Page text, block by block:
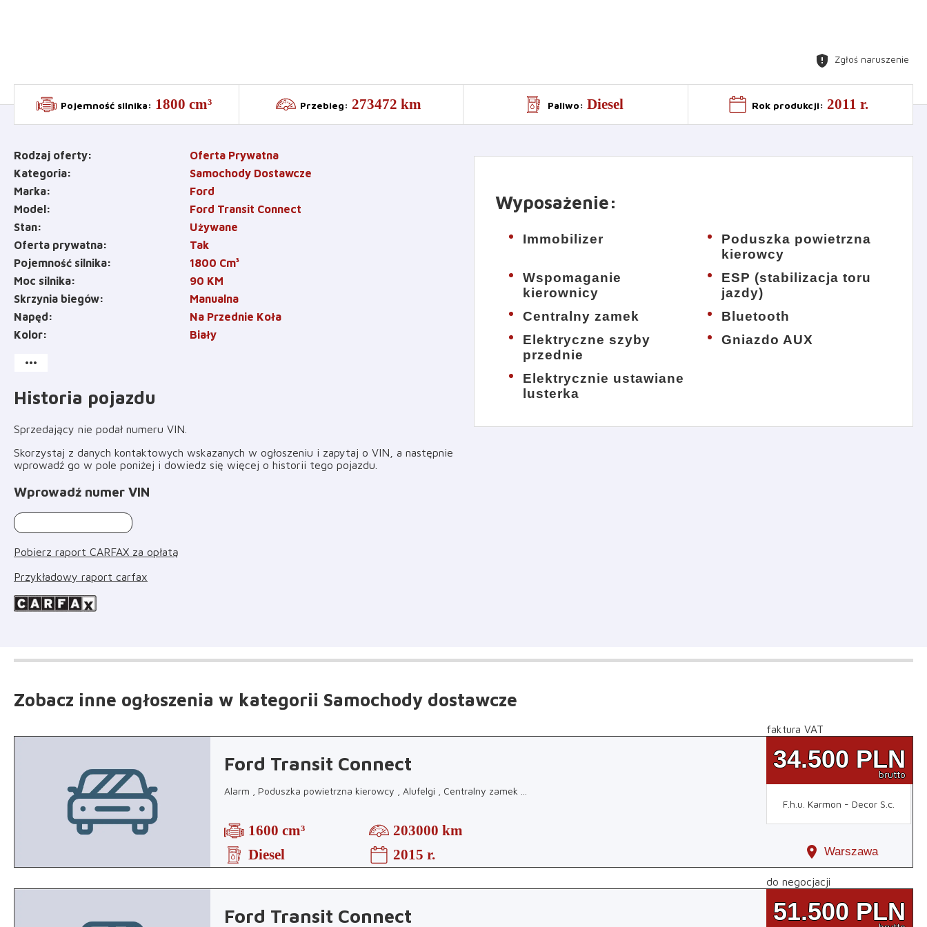
gpp_maybe Zgłoś naruszenie
Pojemność silnika: 1800 cm³ Przebieg: 273472 km Paliwo: Diesel Rok produkcji: 2011 r.
Rodzaj oferty
Oferta Prywatna
Kategoria
Samochody Dostawcze
Marka
Ford
Model
Ford Transit Connect
Stan
Używane
Oferta prywatna
Tak
Pojemność silnika
1800 Cm³
Moc silnika
90 KM
Skrzynia biegów
Manualna
Napęd
Na Przednie Koła
Kolor
Biały
more_horiz
Historia pojazdu
Sprzedający nie podał numeru VIN
Skorzystaj z danych kontaktowych wskazanych w ogłoszeniu i zapytaj o VIN, a następnie
wprowadź go w pole poniżej i dowiedz się więcej o historii tego pojazdu
Wprowadź numer VIN
Pobierz raport CARFAX za opłatą
Przykładowy raport carfax
Wyposażenie:
Immobilizer
Poduszka powietrzna
kierowcy
Wspomaganie
kierownicy
ESP (stabilizacja toru
jazdy)
Centralny zamek
Bluetooth
Elektryczne szyby
przednie
Gniazdo AUX
Elektrycznie ustawiane
lusterka
Zobacz inne ogłoszenia w kategorii Samochody dostawcze
Ford Transit Connect
Alarm , Poduszka powietrzna kierowcy , Alufelgi , Centralny zamek
1600 cm³
203000 km
Diesel
2015 r.
faktura VAT
34.500 PLN
brutto
F.h.u. Karmon - Decor S.c.
location_on Warszawa
Ford Transit Connect
do negocjacji
51.500 PLN